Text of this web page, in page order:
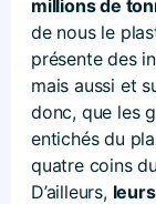
millions de
de nous le
présente des
mais aussi et
donc, que les
entichés du
quatre coins
D’ailleurs,